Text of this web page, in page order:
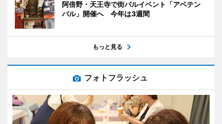
阿倍野・天王寺で街バルイベント「アベテン
バル」開催へ 今年は3週間
もっと見る
フォトフラッシュ